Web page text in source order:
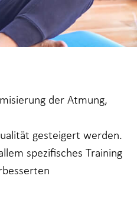
der Atmung,
gesteigert werden.
spezifisches Training